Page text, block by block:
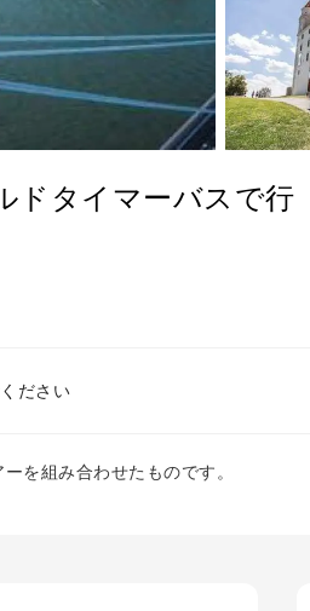
ドタイマーバスで行
ださい
を組み合わせたものです。